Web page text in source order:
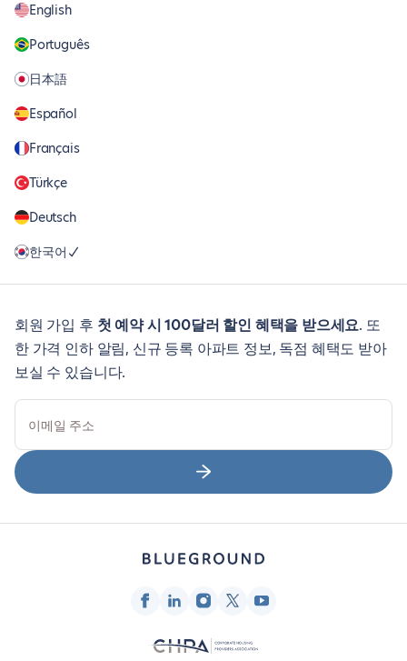
English
Português
日本語
Español
Français
Türkçe
Deutsch
한국어
회원 가입 후 첫 예약 시 100달러 할인 혜택을 받으세요. 또
한 가격 인하 알림, 신규 등록 아파트 정보, 독점 혜택도 받아
보실 수 있습니다.
이메일 주소